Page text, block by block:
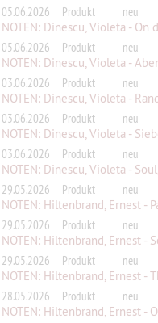
05.06.2026
Produkt
neu
NOTEN: Dinescu, Violeta -
05.06.2026
Produkt
neu
NOTEN: Dinescu, Violeta -
03.06.2026
Produkt
neu
NOTEN: Dinescu, Violeta -
03.06.2026
Produkt
neu
NOTEN: Dinescu, Violeta -
03.06.2026
Produkt
neu
NOTEN: Dinescu, Violeta -
29.05.2026
Produkt
neu
NOTEN: Hiltenbrand, Ernest -
29.05.2026
Produkt
neu
NOTEN: Hiltenbrand, Ernest -
29.05.2026
Produkt
neu
NOTEN: Hiltenbrand, Ernest -
28.05.2026
Produkt
neu
NOTEN: Hiltenbrand, Ernest -